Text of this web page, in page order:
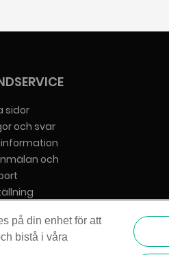
sidor
och svar
och
på din enhet för att
bistå i våra